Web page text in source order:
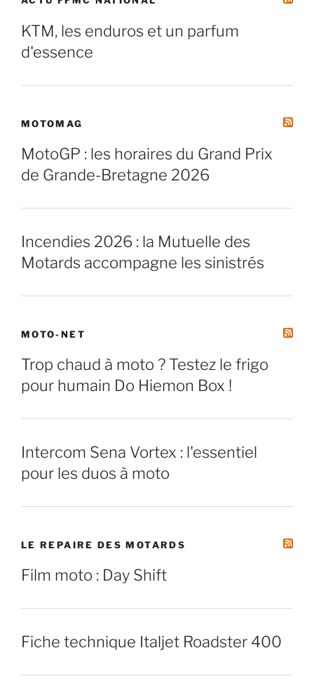
KTM, les enduros et un parfum
d'essence
MOTOMAG
MotoGP : les horaires du Grand Prix
de Grande-Bretagne 2026
Incendies 2026 : la Mutuelle des
Motards accompagne les sinistrés
MOTO-NET
Trop chaud à moto ? Testez le frigo
pour humain Do Hiemon Box !
Intercom Sena Vortex : l'essentiel
pour les duos à moto
LE REPAIRE DES MOTARDS
Film moto : Day Shift
Fiche technique Italjet Roadster 400